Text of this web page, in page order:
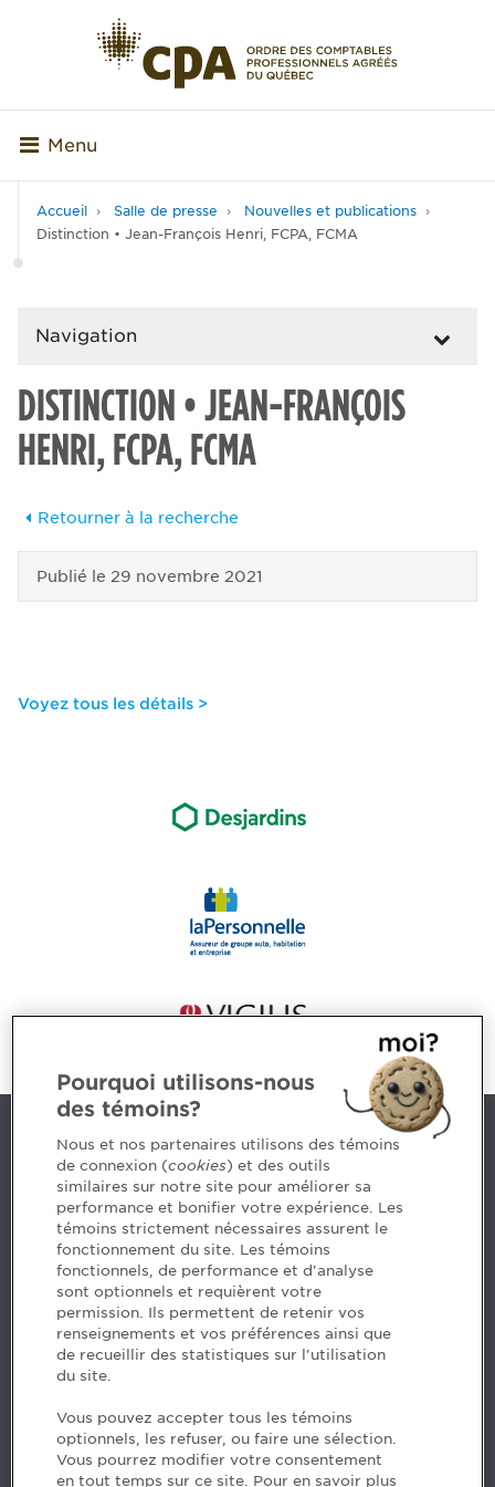
Menu
Accueil Salle de presse
Nouvelles et publications
Distinction • Jean-François Henri, FCPA, FCMA
Navigation
DISTINCTION • JEAN-FRANÇOIS
HENRI, FCPA, FCMA
Retourner à la recherche
Publié le 29 novembre 2021
Voyez tous les détails >
Nous joindre
5, Place Ville Marie, bureau 800, Montréal (Québec)
H3B 2G2
www.cpaquebec.ca
Des questions? Faites appel à notre équipe >
Envie de mettre de l’Ordre dans votre carrière? Voyez
les postes disponibles >
Facebook - Devenir CPA
Instagram
LinkedIn - CPA
Pourquoi utilisons-nous
des témoins?
Nous et nos partenaires utilisons des témoins
de connexion (cookies) et des outils
similaires sur notre site pour améliorer sa
performance et bonifier votre expérience. Les
témoins strictement nécessaires assurent le
fonctionnement du site. Les témoins
fonctionnels, de performance et d'analyse
sont optionnels et requièrent votre
permission. Ils permettent de retenir vos
renseignements et vos préférences ainsi que
de recueillir des statistiques sur l'utilisation
du site.
Vous pouvez accepter tous les témoins
optionnels, les refuser, ou faire une sélection.
Vous pourrez modifier votre consentement
en tout temps sur ce site. Pour en savoir plus